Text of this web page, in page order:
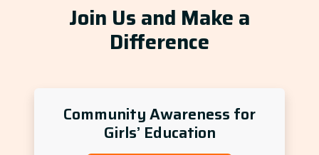
Join Us and Make a
Difference
Community Awareness for
Girls’ Education